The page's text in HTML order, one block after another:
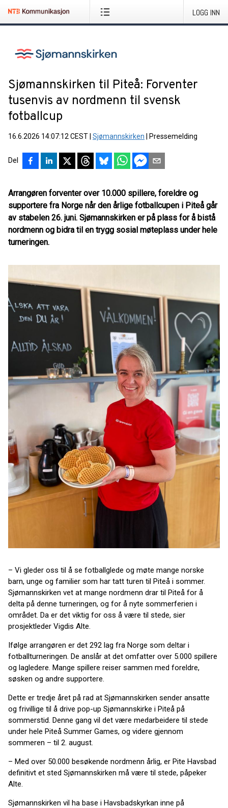
LOGG INN
Sjømannskirken til Piteå: Forventer
tusenvis av nordmenn til svensk
fotballcup
16.6.2026 14:07:12 CEST Sjømannskirken Pressemelding
Del
Arrangøren forventer over 10.000 spillere, foreldre og
supportere fra Norge når den årlige fotballcupen i Piteå går
av stabelen 26. juni. Sjømannskirken er på plass for å bistå
nordmenn og bidra til en trygg sosial møteplass under hele
turneringen.
– Vi gleder oss til å se fotballglede og møte mange norske
barn, unge og familier som har tatt turen til Piteå i sommer.
Sjømannskirken vet at mange nordmenn drar til Piteå for å
delta på denne turneringen, og for å nyte sommerferien i
området. Da er det viktig for oss å være til stede, sier
prosjektleder Vigdis Alte.
Ifølge arrangøren er det 292 lag fra Norge som deltar i
fotballturneringen. De anslår at det omfatter over 5.000 spillere
og lagledere. Mange spillere reiser sammen med foreldre,
søsken og andre supportere.
Dette er tredje året på rad at Sjømannskirken sender ansatte
og frivillige til å drive pop-up Sjømannskirke i Piteå på
sommerstid. Denne gang vil det være medarbeidere til stede
under hele Piteå Summer Games, og videre gjennom
sommeren – til 2. august.
– Med over 50.000 besøkende nordmenn årlig, er Pite Havsbad
definitivt et sted Sjømannskirken må være til stede, påpeker
Alte.
Sjømannskirken vil ha base i Havsbadskyrkan inne på